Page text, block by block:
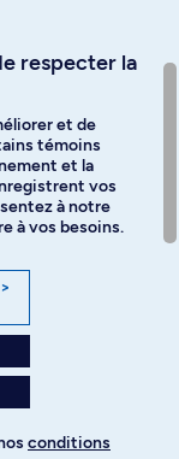
respecter la
et de
témoins
et la
vos
à notre
à vos besoins.
>
conditions